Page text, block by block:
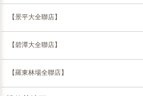
【景平大全聯店】
【碧潭大全聯店】
【羅東林場全聯店】